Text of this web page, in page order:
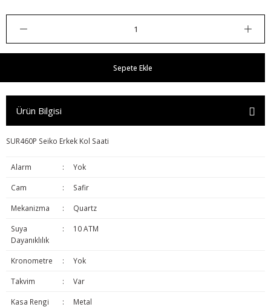
Sepete Ekle
Ürün Bilgisi
SUR460P Seiko Erkek Kol Saati
Alarm : Yok
Cam : Safir
Mekanizma : Quartz
Suya
Dayanıklılık
: 10 ATM
Kronometre : Yok
Takvim : Var
Kasa Rengi : Metal